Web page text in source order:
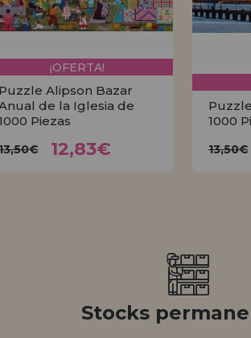
¡OFERTA!
Puzzle Alipson Bazar
de la Iglesia de
Piezas
12,83€
1000
13,50€
Stocks